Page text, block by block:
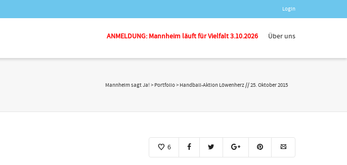
Login
ANMELDUNG: Mannheim läuft für Vielfalt 3.10.2026 Über uns
Mannheim sagt Ja! > Portfolio> Handball-Aktion Löwenherz // 25. Oktober 2015
6